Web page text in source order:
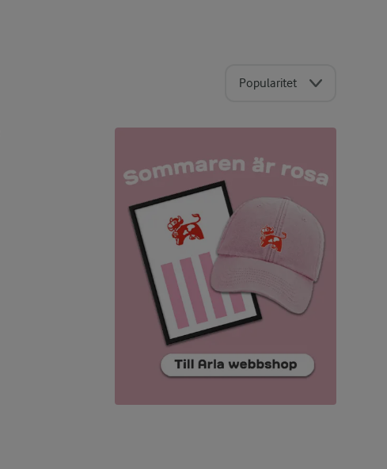
Popularitet